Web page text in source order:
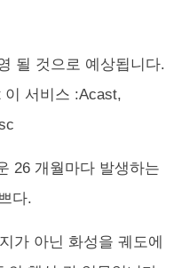
될 것으로 예상됩니다.
이 서비스 :Acast,
26 개월마다 발생하는
다.
가 아닌 화성을 궤도에